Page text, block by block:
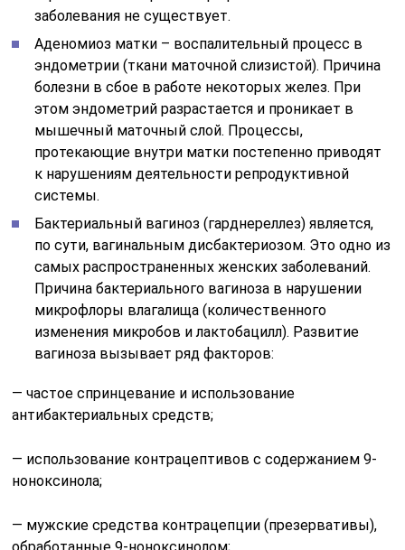
заболевания не существует.
Аденомиоз матки – воспалительный процесс в
эндометрии (ткани маточной слизистой). Причина
болезни в сбое в работе некоторых желез. При
этом эндометрий разрастается и проникает в
мышечный маточный слой. Процессы,
протекающие внутри матки постепенно приводят
к нарушениям деятельности репродуктивной
системы.
Бактериальный вагиноз (гарднереллез) является,
по сути, вагинальным дисбактериозом. Это одно из
самых распространенных женских заболеваний.
Причина бактериального вагиноза в нарушении
микрофлоры влагалища (количественного
изменения микробов и лактобацилл). Развитие
вагиноза вызывает ряд факторов:
— частое спринцевание и использование
антибактериальных средств;
— использование контрацептивов с содержанием 9-
ноноксинола;
— мужские средства контрацепции (презервативы),